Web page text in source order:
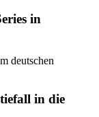
in
deutschen
in die